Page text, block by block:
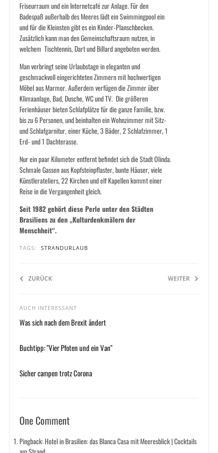
Friseurraum und ein Internetcafé zur Anlage. Für den
Badespaß außerhalb des Meeres lädt ein Swimmingpool ein
und für die Kleinsten gibt es ein Kinder-Planschbecken.
Zusätzlich kann man den Gemeinschaftsraum nutzen, in
welchem Tischtennis, Dart und Billard angeboten werden.
Man verbringt seine Urlaubstage in eleganten und
geschmackvoll eingerichteten Zimmern mit hochwertigen
Möbel aus Marmor. Außerdem verfügen die Zimmer über
Klimaanlage, Bad, Dusche, WC und TV. Die größeren
Ferienhäuser bieten Schlafplätze für die ganze Familie, bzw.
bis zu 6 Personen, und beinhalten ein Wohnzimmer mit Sitz-
und Schlafgarnitur, einer Küche, 3 Bäder, 2 Schlafzimmer, 1
Erd- und 1 Dachterasse.
Nur ein paar Kilometer entfernt befindet sich die Stadt Olinda.
Schmale Gassen aus Kopfsteinpflaster, bunte Häuser, viele
Künstlerateliers, 22 Kirchen und elf Kapellen kommt einer
Reise in die Vergangenheit gleich.
Seit 1982 gehört diese Perle unter den Städten
Brasiliens zu den „Kulturdenkmälern der
Menschheit“.
TAGS: STRANDURLAUB
ZURÜCK WEITER
AUCH INTERESSANT
Was sich nach dem Brexit ändert
Buchtipp: "Vier Pfoten und ein Van"
Sicher campen trotz Corona
One Comment
Pingback: Hotel in Brasilien: das Blanca Casa mit Meeresblick | Cocktails